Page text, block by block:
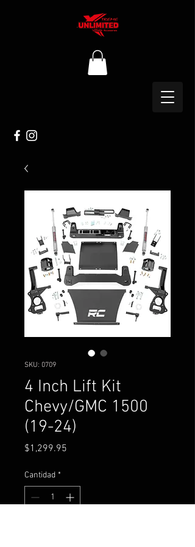
SKU: 0709
4 Inch Lift Kit
Chevy/GMC 1500
(19-24)
$1,299.95
Cantidad *